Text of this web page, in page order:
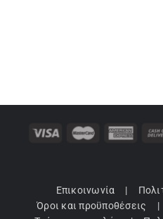
Επικοινωνία
Όροι και προϋποθέσεις